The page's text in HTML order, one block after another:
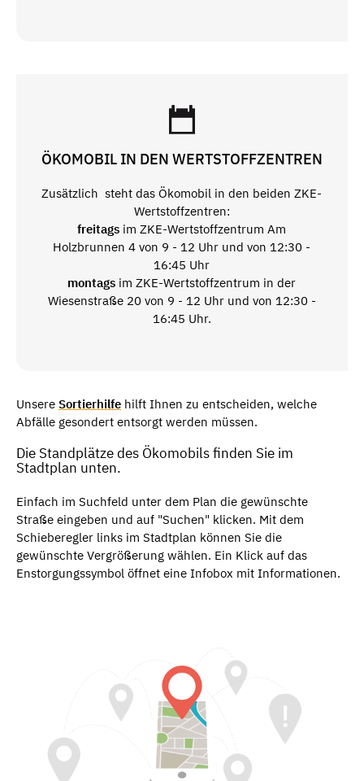
ÖKOMOBIL IN DEN WERTSTOFFZENTREN
Zusätzlich steht das Ökomobil in den beiden ZKE-
Wertstoffzentren:
freitags im ZKE-Wertstoffzentrum Am
Holzbrunnen 4 von 9 - 12 Uhr und von 12:30 -
16:45 Uhr
montags im ZKE-Wertstoffzentrum in der
Wiesenstraße 20 von 9 - 12 Uhr und von 12:30 -
16:45 Uhr.
Unsere Sortierhilfe hilft Ihnen zu entscheiden, welche
Abfälle gesondert entsorgt werden müssen.
Die Standplätze des Ökomobils finden Sie im
Stadtplan unten.
Einfach im Suchfeld unter dem Plan die gewünschte
Straße eingeben und auf "Suchen" klicken. Mit dem
Schieberegler links im Stadtplan können Sie die
gewünschte Vergrößerung wählen. Ein Klick auf das
Enstorgungssymbol öffnet eine Infobox mit Informationen.